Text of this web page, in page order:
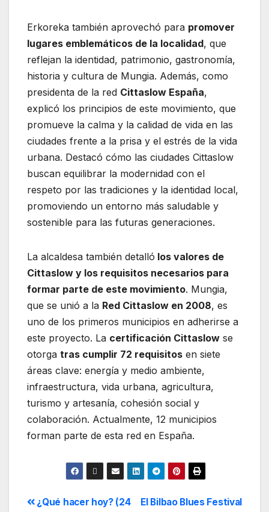
Erkoreka también aprovechó para promover
lugares emblemáticos de la localidad, que
reflejan la identidad, patrimonio, gastronomía,
historia y cultura de Mungia. Además, como
presidenta de la red Cittaslow España,
explicó los principios de este movimiento, que
promueve la calma y la calidad de vida en las
ciudades frente a la prisa y el estrés de la vida
urbana. Destacó cómo las ciudades Cittaslow
buscan equilibrar la modernidad con el
respeto por las tradiciones y la identidad local,
promoviendo un entorno más saludable y
sostenible para las futuras generaciones.
La alcaldesa también detalló los valores de
Cittaslow y los requisitos necesarios para
formar parte de este movimiento. Mungia,
que se unió a la Red Cittaslow en 2008, es
uno de los primeros municipios en adherirse a
este proyecto. La certificación Cittaslow se
otorga tras cumplir 72 requisitos en siete
áreas clave: energía y medio ambiente,
infraestructura, vida urbana, agricultura,
turismo y artesanía, cohesión social y
colaboración. Actualmente, 12 municipios
forman parte de esta red en España.
El Bilbao Blues Festival
¿Qué hacer hoy? (24